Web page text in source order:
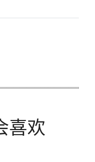
喜欢